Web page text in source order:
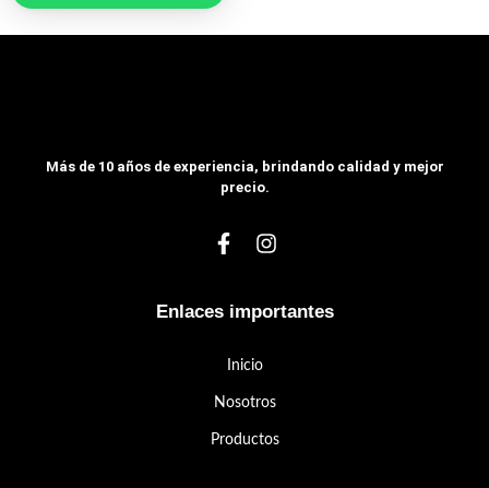
Más de 10 años de experiencia, brindando calidad y mejor
precio.
Enlaces importantes
Inicio
Nosotros
Productos